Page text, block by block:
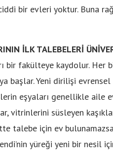
bir evleri yoktur. Buna
İLK TALEBELERİ
bir fakülteye kaydolur. Her
başlar. Yeni dirilişi
eşyaları genellikle aile
vitrinlerini süsleyen
talebe için ev
yüreği yeni bir nesil